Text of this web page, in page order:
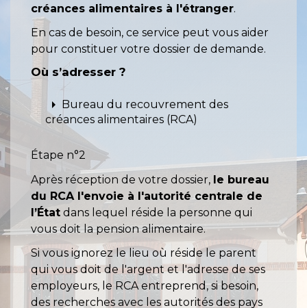
créances alimentaires à l'étranger.
En cas de besoin, ce service peut vous aider
pour constituer votre dossier de demande.
Où s’adresser ?
arrow_right Bureau du recouvrement des
créances alimentaires (RCA)
Étape n°2
Après réception de votre dossier, le bureau
du RCA l'envoie à l'autorité centrale de
l’État dans lequel réside la personne qui
vous doit la pension alimentaire.
Si vous ignorez le lieu où réside le parent
qui vous doit de l'argent et l'adresse de ses
employeurs, le RCA entreprend, si besoin,
des recherches avec les autorités des pays